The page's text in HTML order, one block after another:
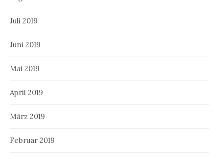
Juli 2019
Juni 2019
Mai 2019
April 2019
März 2019
Februar 2019